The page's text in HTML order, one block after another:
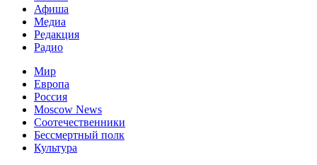
Афиша
Медиа
Редакция
Радио
Мир
Европа
Россия
Moscow News
Соотечественники
Бессмертный полк
Культура